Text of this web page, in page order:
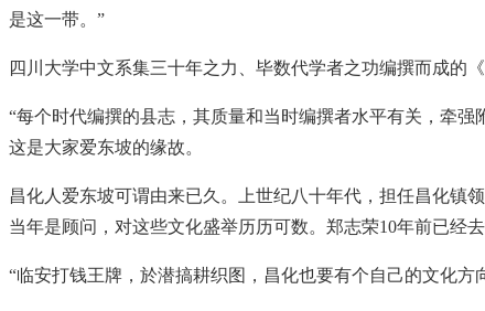
是这一带。”
四川大学中文系集三十年之力、毕数代学者之功编撰而成的
“每个时代编撰的县志，其质量和当时编撰者水平有关，牵
这是大家爱东坡的缘故。
昌化人爱东坡可谓由来已久。上世纪八十年代，担任昌化镇
当年是顾问，对这些文化盛举历历可数。郑志荣10年前已经
“临安打钱王牌，於潜搞耕织图，昌化也要有个自己的文化方